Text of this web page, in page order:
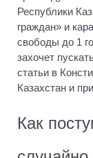
Республики
граждан» и
свободы до 1
захочет
статьи в
Казахстан и
Как